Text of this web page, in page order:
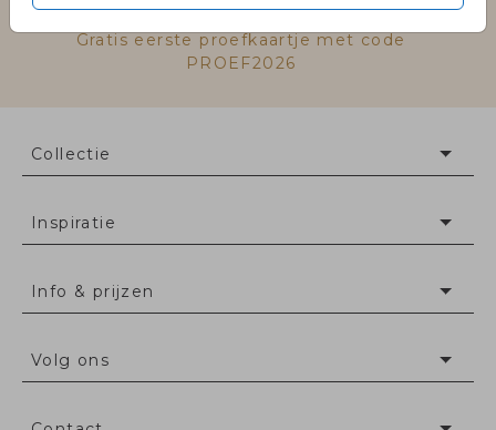
Gratis eerste proefkaartje met code
PROEF2026
Collectie
Inspiratie
Info & prijzen
Volg ons